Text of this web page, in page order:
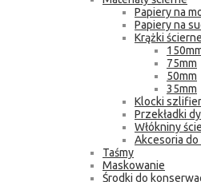
Papiery na
Papiery na
Krążki ścierne
75mm
50mm
35mm
Klocki
Przekładki
Włókniny
Akcesoria
Taśmy
Maskowanie
Środki do